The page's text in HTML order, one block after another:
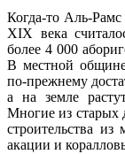
Когда-то Аль-
XIX века
более 4 000
В местной
по-прежнему
а на земле
Многие из старых
строительства из
акации и